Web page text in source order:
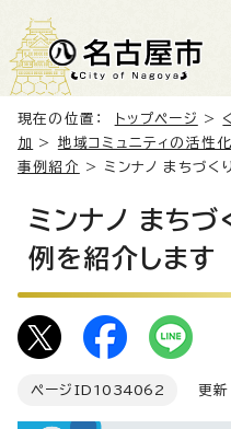
現在の位置： トップページ >
加
> 地域コミュニティの活性化
事例紹介
> ミンナノ まちづ
ミンナノ まち
例を紹介します
ページID 1034062 更新